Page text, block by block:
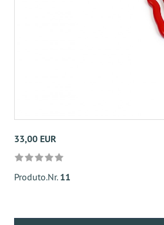
33,00 EUR
Produto.Nr. 11